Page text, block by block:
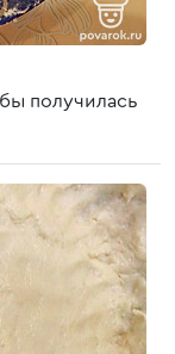
получилась